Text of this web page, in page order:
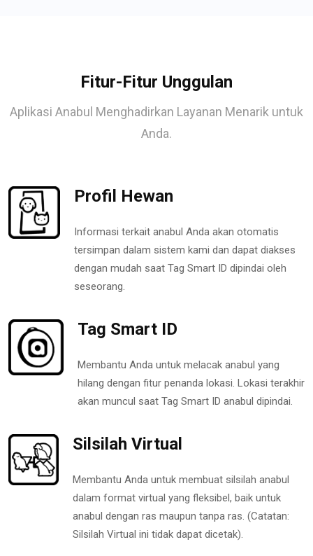
Fitur-Fitur Unggulan
Aplikasi Anabul Menghadirkan Layanan Menarik untuk
Anda.
Profil Hewan
Informasi terkait anabul Anda akan otomatis
tersimpan dalam sistem kami dan dapat diakses
dengan mudah saat Tag Smart ID dipindai oleh
seseorang.
Tag Smart ID
Membantu Anda untuk melacak anabul yang
hilang dengan fitur penanda lokasi. Lokasi terakhir
akan muncul saat Tag Smart ID anabul dipindai.
Silsilah Virtual
Membantu Anda untuk membuat silsilah anabul
dalam format virtual yang fleksibel, baik untuk
anabul dengan ras maupun tanpa ras. (Catatan:
Silsilah Virtual ini tidak dapat dicetak).